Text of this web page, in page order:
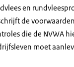
en
de
die de NVWA
moet